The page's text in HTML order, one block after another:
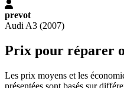
prevot
Audi A3 (2007)
Prix pour réparer
Les prix moyens et les